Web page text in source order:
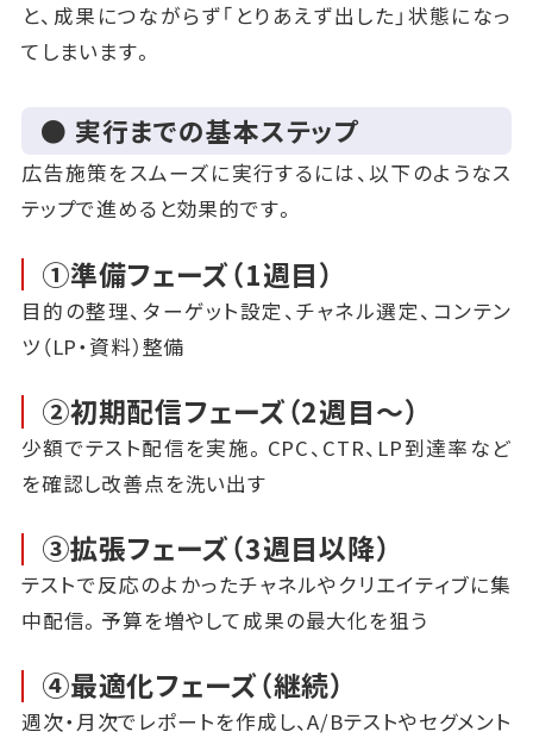
と、成果につながらず「とりあえず出した」状態になっ
てしまいます。
● 実行までの基本ステップ
広告施策をスムーズに実行するには、以下のようなス
テップで進めると効果的です。
①準備フェーズ（1週目）
目的の整理、ターゲット設定、チャネル選定、コンテン
ツ（LP・資料）整備
②初期配信フェーズ（2週目～）
少額でテスト配信を実施。CPC、CTR、LP到達率など
を確認し改善点を洗い出す
③拡張フェーズ（3週目以降）
テストで反応のよかったチャネルやクリエイティブに集
中配信。予算を増やして成果の最大化を狙う
④最適化フェーズ（継続）
週次・月次でレポートを作成し、A/Bテストやセグメント